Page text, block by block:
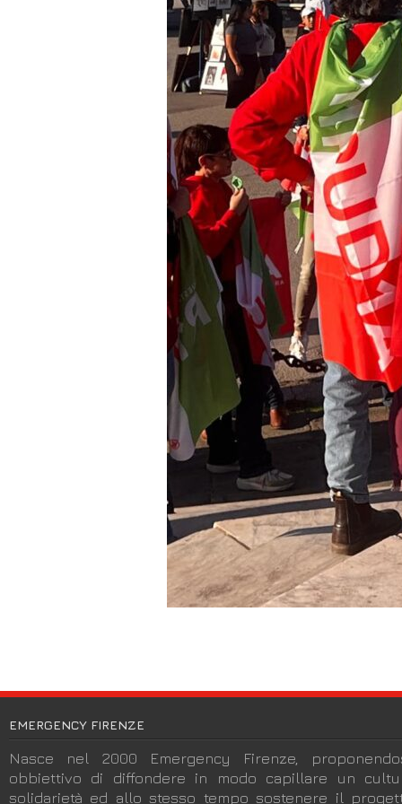
EMERGENCY FIRENZE
Nasce nel 2000 Emergency Firenze,
obbiettivo di diffondere in modo capillare un
solidarietà ed allo stesso tempo sostenere il